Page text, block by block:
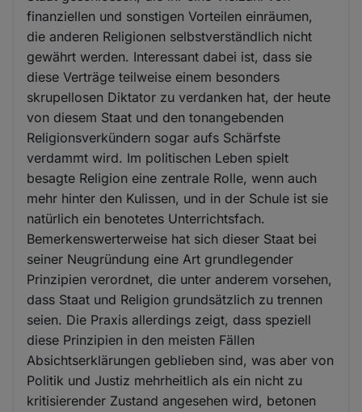
finanziellen und sonstigen Vorteilen einräumen,
die anderen Religionen selbstverständlich nicht
gewährt werden. Interessant dabei ist, dass sie
diese Verträge teilweise einem besonders
skrupellosen Diktator zu verdanken hat, der heute
von diesem Staat und den tonangebenden
Religionsverkündern sogar aufs Schärfste
verdammt wird. Im politischen Leben spielt
besagte Religion eine zentrale Rolle, wenn auch
mehr hinter den Kulissen, und in der Schule ist sie
natürlich ein benotetes Unterrichtsfach.
Bemerkenswerterweise hat sich dieser Staat bei
seiner Neugründung eine Art grundlegender
Prinzipien verordnet, die unter anderem vorsehen,
dass Staat und Religion grundsätzlich zu trennen
seien. Die Praxis allerdings zeigt, dass speziell
diese Prinzipien in den meisten Fällen
Absichtserklärungen geblieben sind, was aber von
Politik und Justiz mehrheitlich als ein nicht zu
kritisierender Zustand angesehen wird, betonen